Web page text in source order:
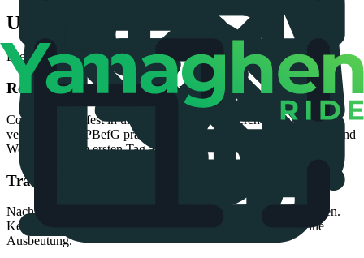
Unsere Werte
Die Leitprinzipien hinter jeder unserer Entscheidungen.
Regulierung als Fundament
Compliance ist fest in unserem Code und unseren Abläufen
verankert. Das PBefG prägt unsere Vermittlung, Preisgestaltung und
Workflows vom ersten Tag an.
Transparenz zuerst
Nachvollziehbare Algorithmen, Festpreise und klare Provisionen.
Keine versteckten Multiplikatoren, kein Preis-Dumping, keine
Ausbeutung.